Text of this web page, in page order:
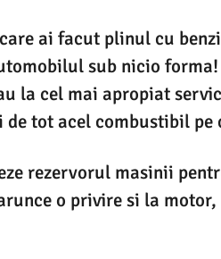
ai facut plinul cu
sub nicio
la cel mai apropiat
de tot acel combustibil
rezervorul masinii
o privire si la